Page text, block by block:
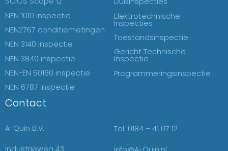
NEN 1010 inspectie
NEN2767 conditiemetingen
NEN 3140 inspectie
NEN 3840 inspectie
NEN-EN 50160 inspectie
NEN 6787 inspectie
Elektrotechnische
Inspecties
Toestandsinspectie
Gericht Technische
Inspectie
Programmeringsinspectie
Contact
A-Quin B.V.
Industrieweg 43
Tel. 0184 – 41 07 12